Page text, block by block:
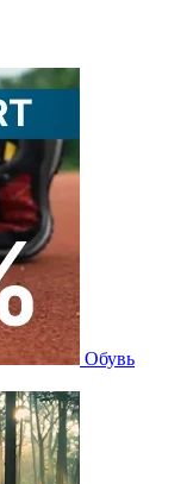
Обувь